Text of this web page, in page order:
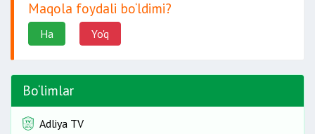
Maqola foydali bo‘ldimi?
Ha Yo'q
Bo‘limlar
Adliya TV